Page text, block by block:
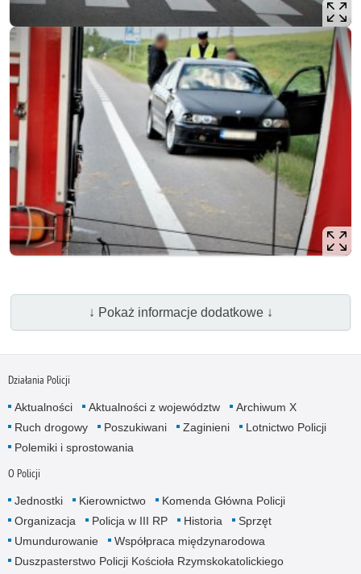
↓ Pokaż informacje dodatkowe ↓
Działania Policji
Aktualności Aktualności z województw
Archiwum X
Ruch drogowy
Poszukiwani Zaginieni
Lotnictwo Policji
Polemiki i sprostowania
O Policji
Jednostki Kierownictwo
Komenda Główna Policji
Organizacja
Policja w III RP Historia
Sprzęt
Umundurowanie
Współpraca międzynarodowa
Duszpasterstwo Policji Kościoła Rzymskokatolickiego